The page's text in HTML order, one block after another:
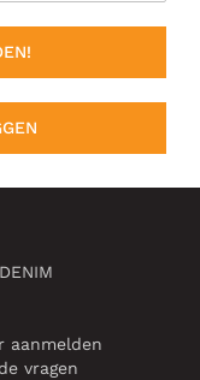
aanmelden
vragen